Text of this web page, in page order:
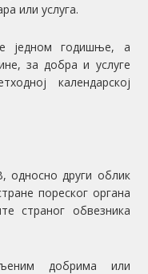
или услуга.
једном годишње, а
за добра и услуге
календарској
односно други облик
пореског органа
страног обвезника
добрима или